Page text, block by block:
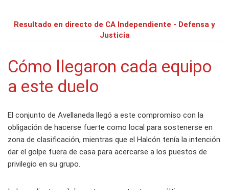
Resultado en directo de CA Independiente - Defensa y
Justicia
Cómo llegaron cada equipo
a este duelo
El conjunto de Avellaneda llegó a este compromiso con la
obligación de hacerse fuerte como local para sostenerse en
zona de clasificación, mientras que el Halcón tenía la intención
dar el golpe fuera de casa para acercarse a los puestos de
privilegio en su grupo.